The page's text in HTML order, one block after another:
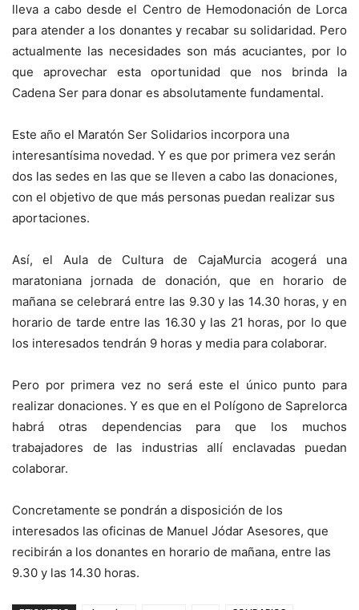
lleva a cabo desde el Centro de Hemodonación de Lorca
para atender a los donantes y recabar su solidaridad. Pero
actualmente las necesidades son más acuciantes, por lo
que aprovechar esta oportunidad que nos brinda la
Cadena Ser para donar es absolutamente fundamental.
Este año el Maratón Ser Solidarios incorpora una
interesantísima novedad. Y es que por primera vez serán
dos las sedes en las que se lleven a cabo las donaciones,
con el objetivo de que más personas puedan realizar sus
aportaciones.
Así, el Aula de Cultura de CajaMurcia acogerá una
maratoniana jornada de donación, que en horario de
mañana se celebrará entre las 9.30 y las 14.30 horas, y en
horario de tarde entre las 16.30 y las 21 horas, por lo que
los interesados tendrán 9 horas y media para colaborar.
Pero por primera vez no será este el único punto para
realizar donaciones. Y es que en el Polígono de Saprelorca
habrá otras dependencias para que los muchos
trabajadores de las industrias allí enclavadas puedan
colaborar.
Concretamente se pondrán a disposición de los
interesados las oficinas de Manuel Jódar Asesores, que
recibirán a los donantes en horario de mañana, entre las
9.30 y las 14.30 horas.